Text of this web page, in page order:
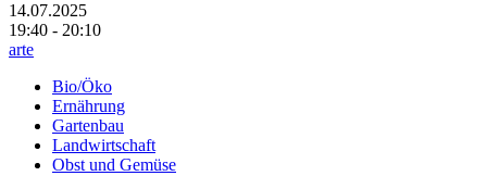
14.07.2025
19:40 - 20:10
arte
Bio/Öko
Ernährung
Gartenbau
Landwirtschaft
Obst und Gemüse